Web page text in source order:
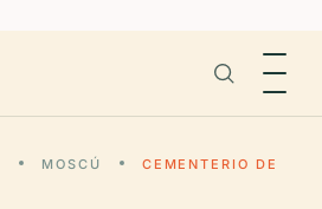
MOSCÚ
CEMENTERIO DE